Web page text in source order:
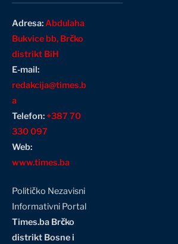
Adresa:Abdulaha
Bukvice bb, Brčko
distrikt BiH
E-mail:
redakcija@times.b
a
Telefon:+387 70
330 097
Web:
www.times.ba
Političko Nezavisni
Informativni Portal
Times.ba Brčko
distrikt Bosne i